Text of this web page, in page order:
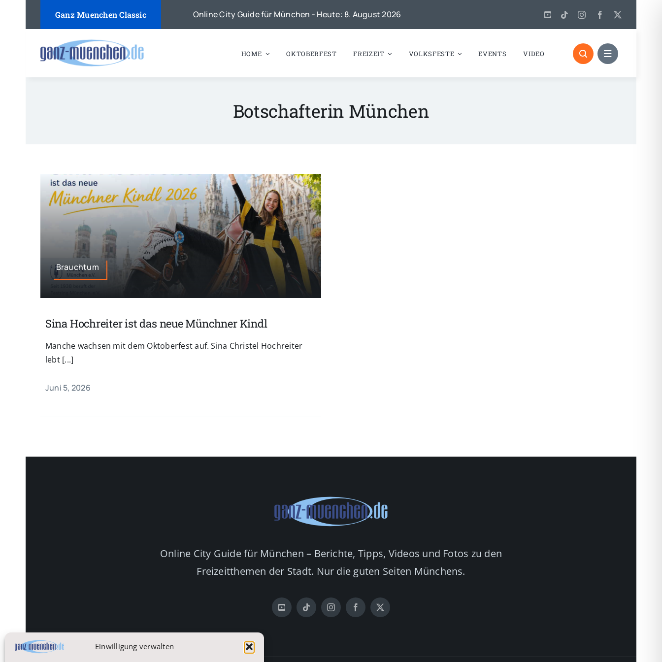
Einwilligung verwalten
Ganz Muenchen Classic Online City Guide für München - Heute: 8. August 2026
HOME OKTOBERFEST FREIZEIT VOLKSFESTE EVENTS VIDEO
Botschafterin München
Brauchtum
Sina Hochreiter ist das neue Münchner Kindl
Manche wachsen mit dem Oktoberfest auf. Sina Christel Hochreiter
lebt [...]
Juni 5, 2026
Online City Guide für München – Berichte, Tipps, Videos und Fotos zu den
Freizeitthemen der Stadt. Nur die guten Seiten Münchens.